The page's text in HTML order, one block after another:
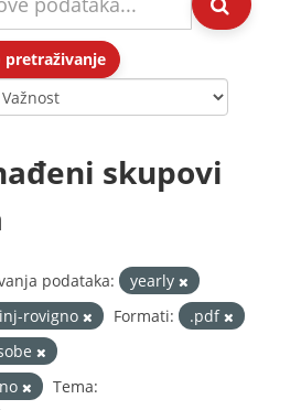
pretraživanje
skupovi
podataka:
yearly
rovigno Formati:
.pdf
Tema: